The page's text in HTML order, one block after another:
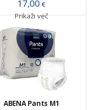
17,00 €
Prikaži več
ABENA Pants M1